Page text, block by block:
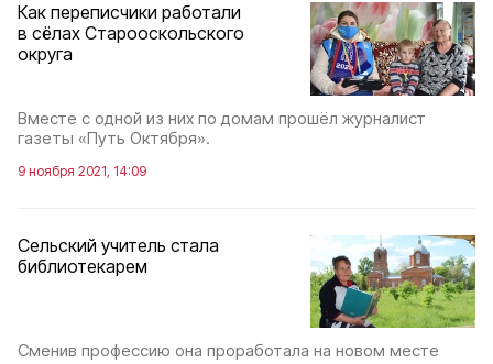
Как переписчики работали
в сёлах Старооскольского
округа
Вместе с одной из них по домам прошёл журналист
газеты «Путь Октября».
9 ноября 2021, 14:09
Сельский учитель стала
библиотекарем
Сменив профессию она проработала на новом месте